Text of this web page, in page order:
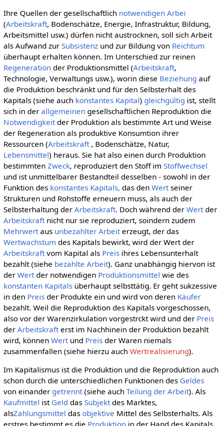
Ihre Quellen der gesellschaftlich notwendigen Arbei
(Arbeitskraft, Bodenschätze, Energie, Infrastruktur, Bildung,
Arbeitsmittel usw.) dürfen nicht austrocknen, soll sich Arbeit
als Aufwand zur Subsistenzund zur Bildung von Reichtum
überhaupt erhalten können. Im Unterschied zur reinen
Regenerationder Produktionsmittel (Arbeitskraft,
Technologie, Verwaltungs usw.), worin diese Beziehung auf
die Produktion beschränkt und für den Selbsterhalt des
Kapitals (siehe auch konstantes Kapital) gleichgültig ist, stellt
sich in der allgemeinengesellschaftlichen Reproduktion die
Notwendigkeitder Produktion als bestimmte Art und Weise
der Regeneration als produktive Konsumtion ihrer
Ressourcen (Arbeitskraft, Bodenschätze, Natur,
Lebensmittel) heraus. Sie hat also einen durch Produktion
bestimmten Zweck, reproduziert den Stoff im Stoffwechsel
und ist unmittelbarer Bestandteil desselben - sowohl in der
Funktion des konstantes Kapitals, das den Wertseiner
Strukturen und Rohstoffe erneuern muss, als auch der
Selbsterhaltung der Arbeitskraft. Doch während der Wertder
Arbeitskraftnicht nur sie reproduziert, soindern zudem
Mehrwertaus unbezahlter Arbeiterzeugt, der das
Wertwachstum des Kapitals bewirkt, wird der Wert der
Arbeitskraftvom Kapital als Preisihres Lebensunterhalt
bezahlt (siehe bezahlte Arbeit). Ganz unabhängig hiervon ist
der Wertder notwendigen Produktionsmittel wie des
konstanten Kapitalsüberhaupt selbsttätig. Er geht sukzessive
in den Preisder Produkte ein und wird von deren Käufer
bezahlt. Weil die Reproduktion des Kapitals vorgeschossen,
also vor der Warenzirkulation vorgestrckt wird und der Preis
der Arbeitskrafterst im Nachhinein der Produktion bezahlt
wird, können Wertund Preisder Waren niemals
zusammenfallen (siehe hierzu auch Wertrealisierung).
Im Kapitalismus ist die Produktion und die Reproduktion auch
schon durch die unterschiedlichen Funktionen des Geldes
von einander getrennt(siehe auch Teilung der Arbeit). Als
Kaufmittel ist Geld das Subjektdes Marktes,
alsZahlungsmittel das objektive Mittel des Selbsterhalts. Als
erstres bestimmt es die Produktionin der Hand des Kapitals